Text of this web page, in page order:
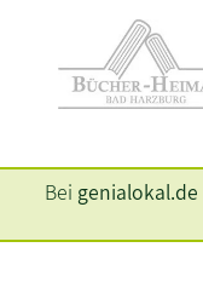
Bei genialokal.de